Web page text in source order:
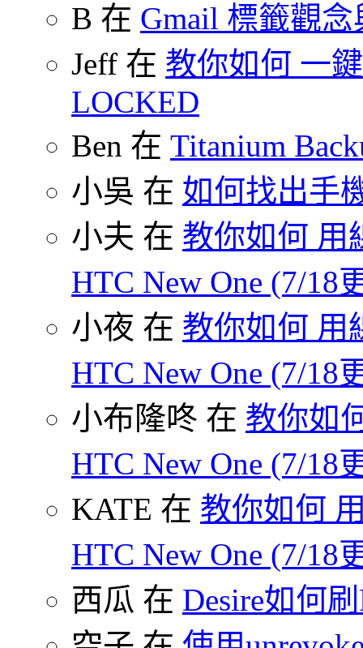
B 在 Gmail 標籤觀
Jeff 在 教你如何 一
LOCKED
Ben 在 Titanium
小吳 在 如何找出手
小夫 在 教你如何 用
HTC New One (7/18
小夜 在 教你如何 用
HTC New One (7/18
小布隆咚 在 教你如
HTC New One (7/18
KATE 在 教你如何
HTC New One (7/18
西瓜 在 Desire如何